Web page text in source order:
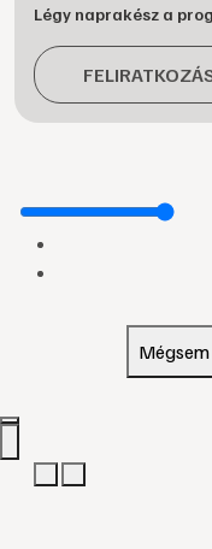
Légy naprakész a
Mégsem